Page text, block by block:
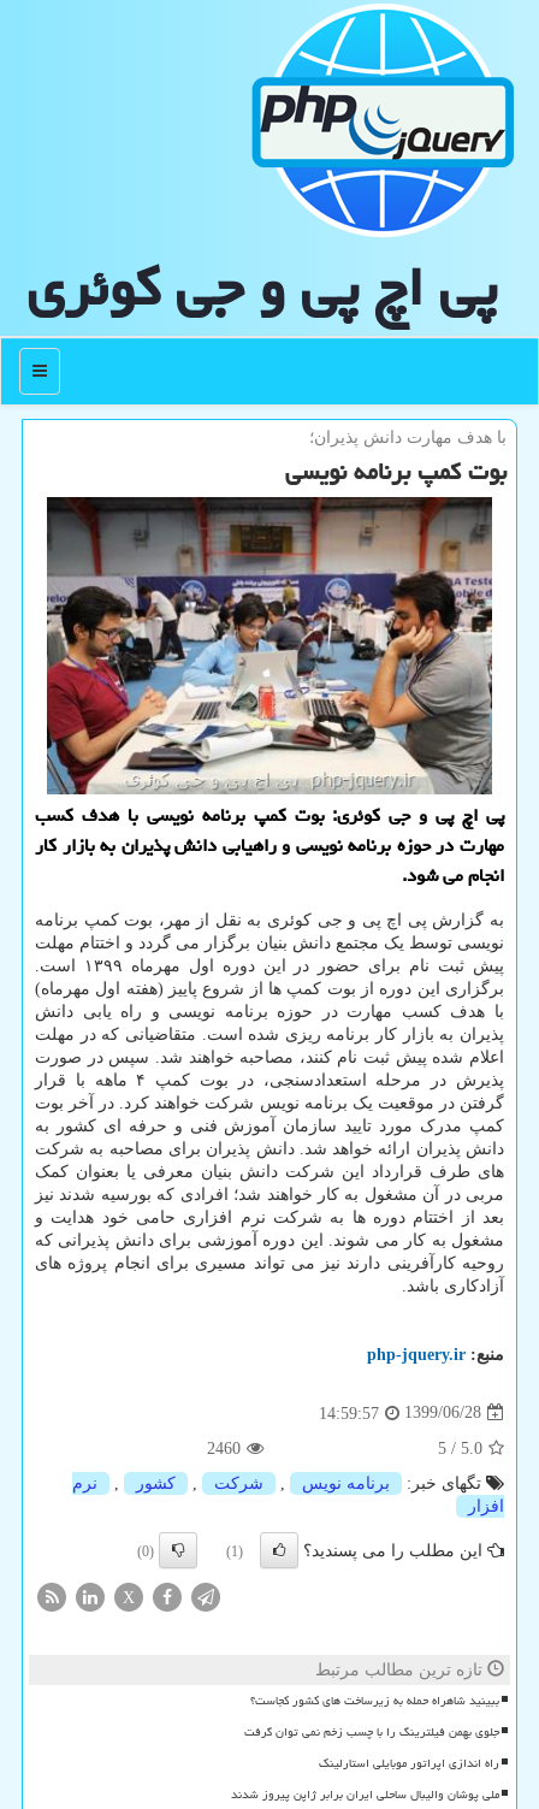
پی اچ پی و جی كوئری
منو
با هدف مهارت دانش پذیران؛
بوت كمپ برنامه نویسی
پی اچ پی و جی كوئری: بوت كمپ برنامه نویسی با هدف كسب
مهارت در حوزه برنامه نویسی و راهیابی دانش پذیران به بازار كار
انجام می شود.
به گزارش پی اچ پی و جی کوئری به نقل از مهر، بوت کمپ برنامه
نویسی توسط یک مجتمع دانش بنیان برگزار می گردد و اختتام مهلت
پیش ثبت نام برای حضور در این دوره اول مهرماه ۱۳۹۹ است.
برگزاری این دوره از بوت کمپ ها از شروع پاییز (هفته اول مهرماه)
با هدف کسب مهارت در حوزه برنامه نویسی و راه یابی دانش
پذیران به بازار کار برنامه ریزی شده است. متقاضیانی که در مهلت
اعلام شده پیش ثبت نام کنند، مصاحبه خواهند شد. سپس در صورت
پذیرش در مرحله استعدادسنجی، در بوت کمپ ۴ ماهه با قرار
گرفتن در موقعیت یک برنامه نویس شرکت خواهند کرد. در آخر بوت
کمپ مدرک مورد تایید سازمان آموزش فنی و حرفه ای کشور به
دانش پذیران ارائه خواهد شد. دانش پذیران برای مصاحبه به شرکت
های طرف قرارداد این شرکت دانش بنیان معرفی یا بعنوان کمک
مربی در آن مشغول به کار خواهند شد؛ افرادی که بورسیه شدند نیز
بعد از اختتام دوره ها به شرکت نرم افزاری حامی خود هدایت و
مشغول به کار می شوند. این دوره آموزشی برای دانش پذیرانی که
روحیه کارآفرینی دارند نیز می تواند مسیری برای انجام پروژه های
آزادکاری باشد.
منبع: php-jquery.ir
1399/06/28
14:59:57
5.0
/
5
2460
تگهای خبر:
برنامه نویس , شركت , كشور ,
نرم
افزار
این مطلب را می پسندید؟ (1)
(0)
X
تازه ترین مطالب مرتبط
ببینید شاهراه حمله به زیرساخت های کشور کجاست؟
جلوی بهمن فیلترینگ را با چسب زخم نمی توان گرفت
راه اندازی اپراتور موبایلی استارلینک
ملی پوشان والیبال ساحلی ایران برابر ژاپن پیروز شدند